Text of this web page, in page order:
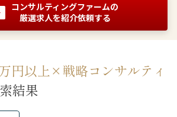
コンサルティングファームの
厳選求人を紹介依頼する
円以上×戦略コンサルティ
結果